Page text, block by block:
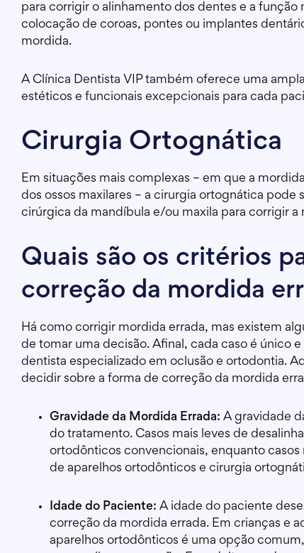
para corrigir o alinhamento dos dentes e a
colocação de coroas, pontes ou implantes
mordida.
A Clínica Dentista VIP também oferece uma
estéticos e funcionais excepcionais para cada
Cirurgia Ortognática
Em situações mais complexas – em que a
dos ossos maxilares – a cirurgia ortognática pode
cirúrgica da mandíbula e/ou maxila para corrigir a
Quais são os critérios
correção da mordida
Há como corrigir mordida errada, mas existem
de tomar uma decisão. Afinal, cada caso é único
dentista especializado em oclusão e ortodontia.
decidir sobre a forma de correção da mordida
Gravidade da Mordida Errada: A gravidade
do tratamento. Casos mais leves de
ortodônticos convencionais, enquanto
de aparelhos ortodônticos e cirurgia
Idade do Paciente: A idade do paciente
correção da mordida errada. Em crianças e
aparelhos ortodônticos é uma opção